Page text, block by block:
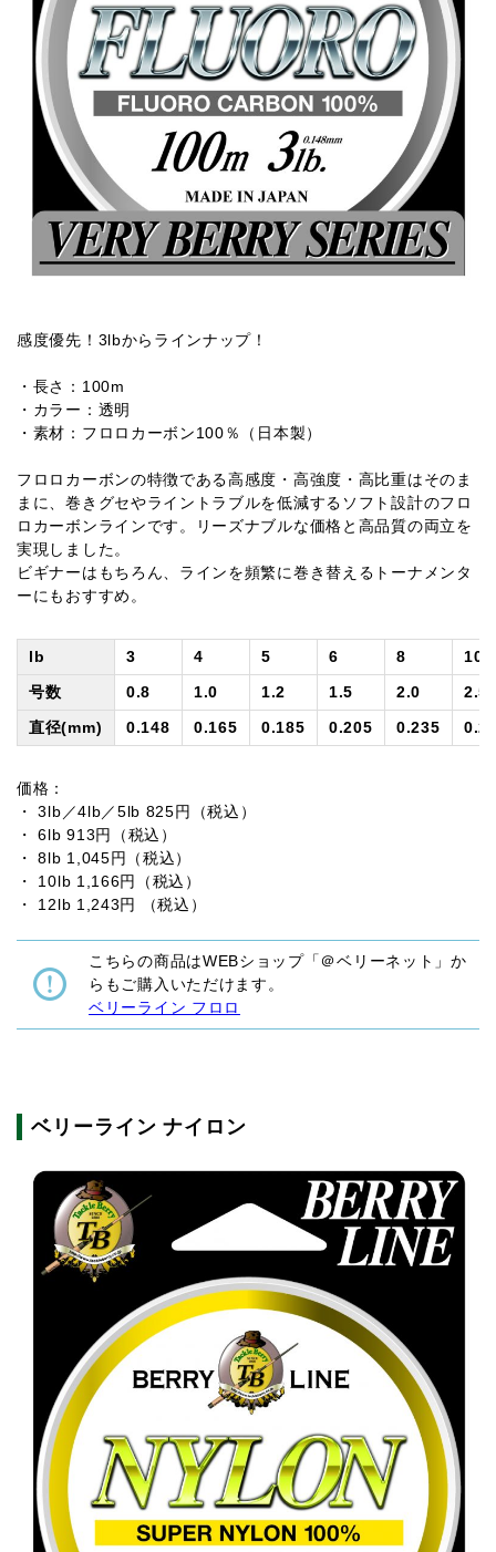
感度優先！3lbからラインナップ！
・長さ：100m
・カラー：透明
・素材：フロロカーボン100％（日本製）
フロロカーボンの特徴である高感度・高強度・高比重はそのま
まに、巻きグセやライントラブルを低減するソフト設計のフロ
ロカーボンラインです。リーズナブルな価格と高品質の両立を
実現しました。
ビギナーはもちろん、ラインを頻繁に巻き替えるトーナメンタ
ーにもおすすめ。
lb 3 4 5 6 8
10
号数
0.8 1.0 1.2 1.5 2.0
2.5
直径(mm)
0.148 0.165 0.185 0.205 0.235
価格：
・ 3lb／4lb／5lb 825円（税込）
・ 6lb 913円（税込）
・ 8lb 1,045円（税込）
・ 10lb 1,166円（税込）
・ 12lb 1,243円 （税込）
こちらの商品はWEBショップ「＠ベリーネット」か
らもご購入いただけます。
ベリーライン フロロ
ベリーライン ナイロン